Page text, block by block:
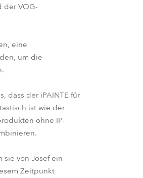
der VOG-
eine
um die
dass der iPAINTE für
ist wie der
ohne IP-
sie von Josef ein
Zeitpunkt